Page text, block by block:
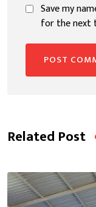
Save my
for the next
Related Post